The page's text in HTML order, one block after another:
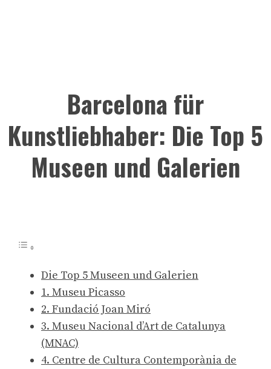
Barcelona für
Kunstliebhaber: Die Top 5
Museen und Galerien
Die Top 5 Museen und Galerien
1. Museu Picasso
2. Fundació Joan Miró
3. Museu Nacional d’Art de Catalunya
(MNAC)
4. Centre de Cultura Contemporània de